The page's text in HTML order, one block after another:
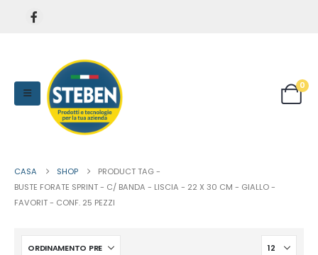
0
CASA SHOP
PRODUCT TAG -
BUSTE FORATE SPRINT - C/ BANDA - LISCIA - 22 X 30 CM - GIALLO -
FAVORIT - CONF. 25 PEZZI